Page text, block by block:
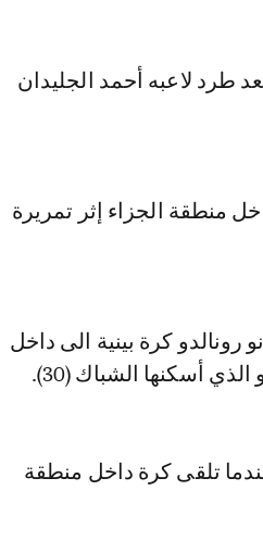
49 بعشرة لاعبين بعد طرد لاعبه أحمد الجليدان
منطقة الجزاء إثر تمريرة
رونالدو كرة بينية الى داخل
أسكنها الشباك (30).
تلقى كرة داخل منطقة